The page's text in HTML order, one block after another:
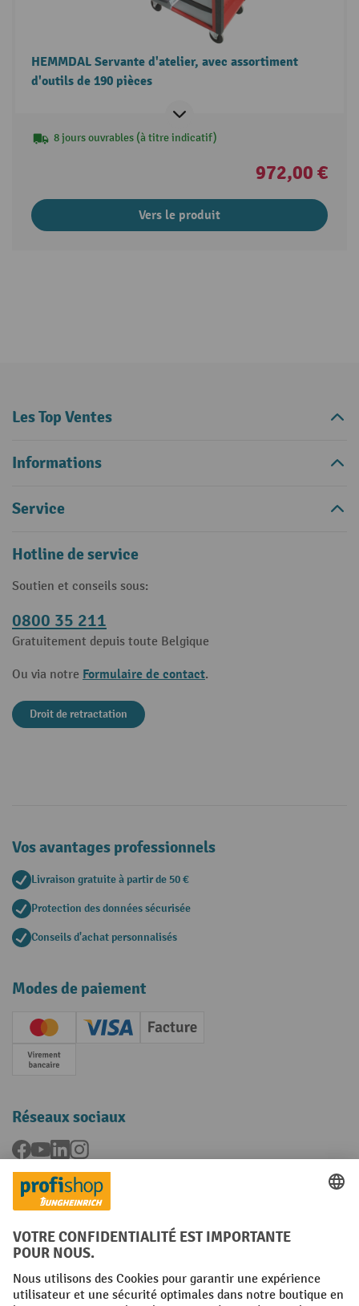
HEMMDAL Servante d'atelier, avec assortiment
d'outils de 190 pièces
8 jours ouvrables (à titre indicatif)
972,00 €
Vers le produit
Les Top Ventes
Informations
Service
Hotline de service
Soutien et conseils sous:
0800 35 211
Gratuitement depuis toute Belgique
Ou via notre Formulaire de contact.
Droit de retractation
Vos avantages professionnels
Livraison gratuite à partir de 50 €
Protection des données sécurisée
Conseils d'achat personnalisés
Modes de paiement
Creditcard (Master)Creditcard (Visa)
Facture
Paiement anticipé
Réseaux sociaux
Facebook
YouTubeLinkedInInstagram
Langues
FR NL